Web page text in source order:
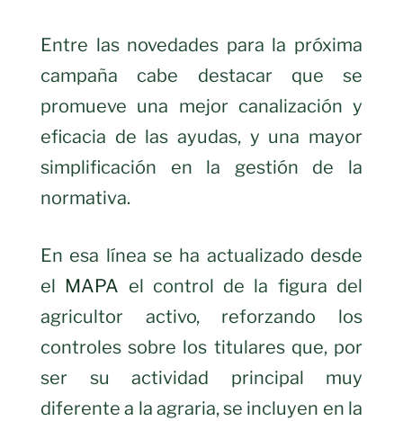
Entre las novedades para la próxima
campaña cabe destacar que se
promueve una mejor canalización y
eficacia de las ayudas, y una mayor
simplificación en la gestión de la
normativa.
En esa línea se ha actualizado desde
el MAPA el control de la figura del
agricultor activo, reforzando los
controles sobre los titulares que, por
ser su actividad principal muy
diferente a la agraria, se incluyen en la